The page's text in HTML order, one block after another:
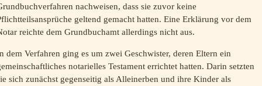
nachweisen, dass sie zuvor keine
geltend gemacht hatten. Eine Erklärung vor dem
reichte dem Grundbuchamt allerdings nicht aus.
dem Verfahren ging es um zwei Geschwister, deren Eltern ein
notarielles Testament errichtet hatten. Darin setzten
sich zunächst gegenseitig als Alleinerben und ihre Kinder als